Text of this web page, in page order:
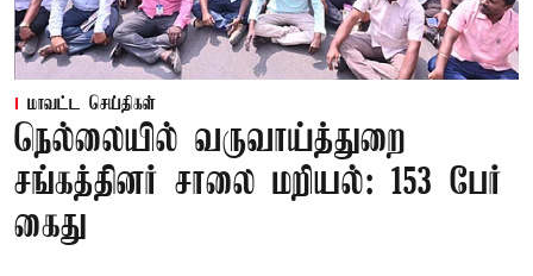
மாவட்ட செய்திகள்
நெல்லையில் வருவாய்த்துறை
சங்கத்தினர் சாலை மறியல்: 153 பேர்
கைது